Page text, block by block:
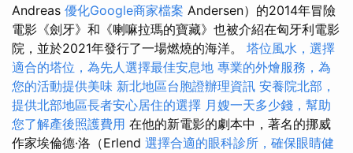
Andreas 優化Google商家檔案 Andersen）的2014年冒險
電影《劍牙》和《喇嘛拉瑪的寶藏》也被介紹在匈牙利電影
院，並於2021年發行了一場燃燒的海洋。 塔位風水，選擇
適合的塔位，為先人選擇最佳安息地 專業的外燴服務，為
您的活動提供美味 新北地區台胞證辦理資訊 安養院北部，
提供北部地區長者安心居住的選擇 月嫂一天多少錢，幫助
您了解產後照護費用 在他的新電影的劇本中，著名的挪威
作家埃倫德·洛（Erlend 選擇合適的眼科診所，確保眼睛健